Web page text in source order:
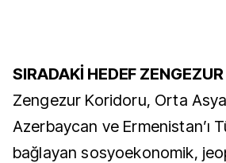
SIRADAKİ HEDEF
Zengezur Koridoru, Orta
Azerbaycan ve Ermenistan’ı
bağlayan sosyoekonomik,